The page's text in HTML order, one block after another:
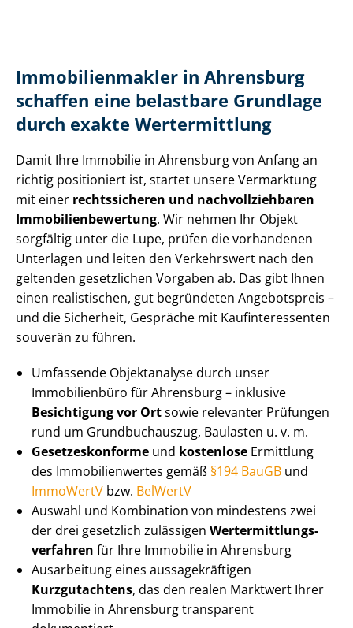
Im­mo­bi­li­en­mak­ler in Ahrensburg
schaffen eine belastbare Grundlage
durch exakte Wertermittlung
Damit Ihre Immobilie in Ahrensburg von Anfang an
richtig positioniert ist, startet unsere Vermarktung
mit einer rechtssicheren und nach­voll­zieh­ba­ren
Im­mo­bi­li­en­be­wer­tung. Wir nehmen Ihr Objekt
sorgfältig unter die Lupe, prüfen die vorhandenen
Unterlagen und leiten den Verkehrswert nach den
geltenden gesetzlichen Vorgaben ab. Das gibt Ihnen
einen realistischen, gut begründeten Angebotspreis –
und die Sicherheit, Gespräche mit Kauf­in­ter­es­sen­ten
souverän zu führen.
Umfassende Objektanalyse durch unser
Immobilienbüro für Ahrensburg – inklusive
Besichtigung vor Ortsowie relevanter Prüfungen
rund um Grundbuchauszug, Baulasten u. v. m.
Ge­set­zes­kon­for­me und kostenlose Ermittlung
des Im­mo­bi­li­en­wer­tes gemäß §194 BauGB und
ImmoWertV bzw. BelWertV
Auswahl und Kombination von mindestens zwei
der drei gesetzlich zulässigen Wert­ermitt­lungs­
ver­fah­ren für Ihre Immobilie in Ahrensburg
Ausarbeitung eines aus­sa­ge­kräf­ti­gen
Kurzgutachtens, das den realen Marktwert Ihrer
Immobilie in Ahrensburg transparent